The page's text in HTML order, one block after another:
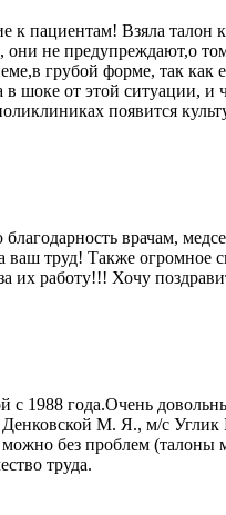
пациентам! Взяла талон
не предупреждают,о
грубой форме, так как
шоке от этой ситуации, и
появится
врачам,
ваш труд! Также огромное
их работу!!! Хочу
с 1988 года.Очень
М. Я., м/с Углик
можно без проблем (талоны
труда.